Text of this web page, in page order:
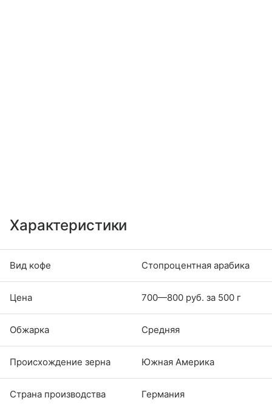
Характеристики
Вид кофе Стопроцентная арабика
Цена 700—800 руб. за 500 г
Обжарка Средняя
Происхождение зерна Южная Америка
Страна производства Германия